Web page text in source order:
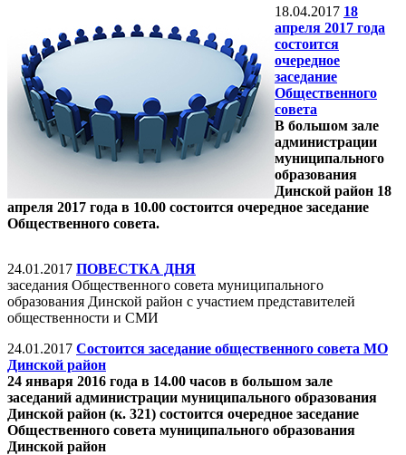
18.04.2017 18
апреля 2017 года
состоится
очередное
заседание
Общественного
совета
В большом зале
администрации
муниципального
образования
Динской район 18
апреля 2017 года в 10.00 состоится очередное заседание
Общественного совета.
24.01.2017 ПОВЕСТКА ДНЯ
заседания Общественного совета муниципального
образования Динской район с участием представителей
общественности и СМИ
24.01.2017 Состоится заседание общественного совета МО
Динской район
24 января 2016 года в 14.00 часов в большом зале
заседаний администрации муниципального образования
Динской район (к. 321) состоится очередное заседание
Общественного совета муниципального образования
Динской район